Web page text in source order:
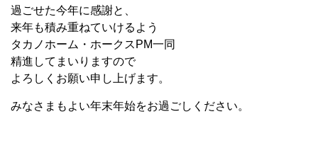
過ごせた今年に感謝と、
来年も積み重ねていけるよう
タカノホーム・ホークスPM一同
精進してまいりますので
よろしくお願い申し上げます。
みなさまもよい年末年始をお過ごしください。